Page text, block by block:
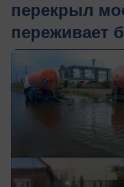
перекрыл
переживает